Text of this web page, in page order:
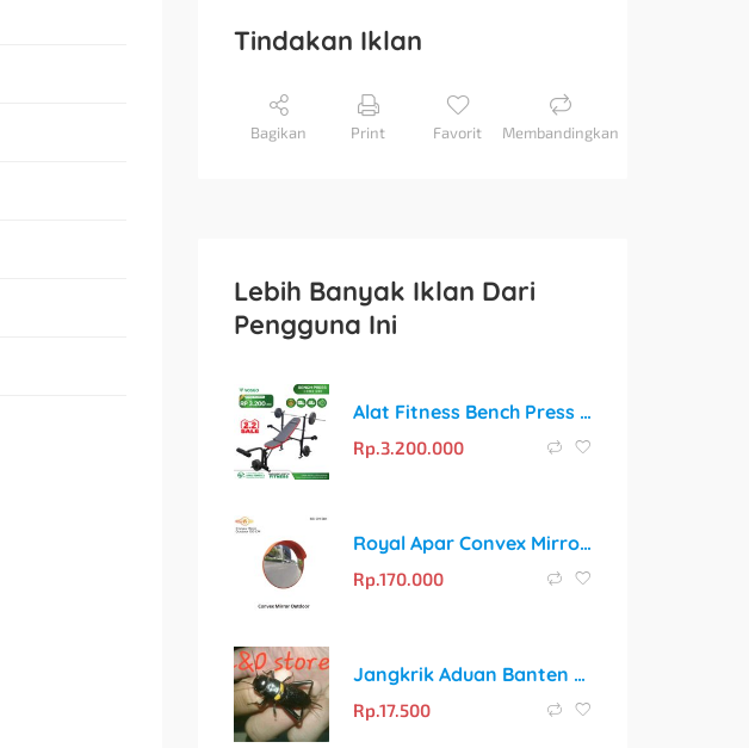
Tindakan Iklan
Bagikan Print Favorit Membandingkan
Lebih Banyak Iklan Dari
Pengguna Ini
Alat Fitness Bench Press MWB-3070B Vosgo: Solusi Latihan Lengkap di Rumah
Rp. 3.200.000
Royal Apar Convex Mirror 60cm – Solusi Visibilitas dan Keselamatan untuk Area Indoor & Outdoor
Rp.170.000
Jangkrik Aduan Banten Asli: Bunyi Keras untuk Masteran Burung dan Pengusir Tikus
Rp.17.500